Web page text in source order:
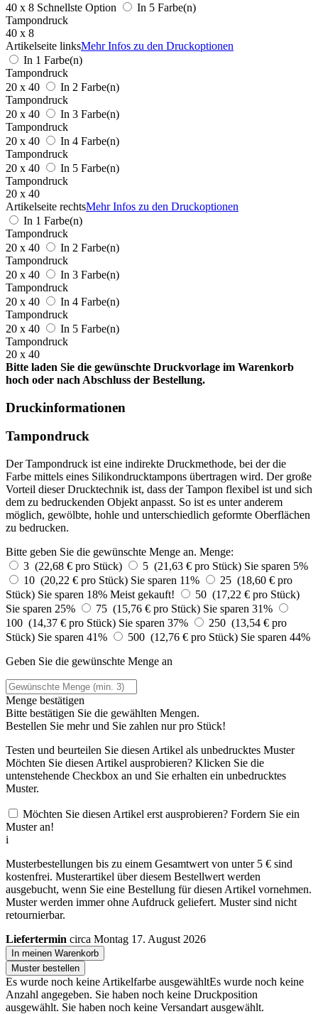
40 x 8 Schnellste Option
In 5 Farbe(n)
Tampondruck
40 x 8
Artikelseite linksMehr Infos zu den Druckoptionen
In 1 Farbe(n)
Tampondruck
20 x 40
In 2 Farbe(n)
Tampondruck
20 x 40
In 3 Farbe(n)
Tampondruck
20 x 40
In 4 Farbe(n)
Tampondruck
20 x 40
In 5 Farbe(n)
Tampondruck
20 x 40
Artikelseite rechtsMehr Infos zu den Druckoptionen
In 1 Farbe(n)
Tampondruck
20 x 40
In 2 Farbe(n)
Tampondruck
20 x 40
In 3 Farbe(n)
Tampondruck
20 x 40
In 4 Farbe(n)
Tampondruck
20 x 40
In 5 Farbe(n)
Tampondruck
20 x 40
Bitte laden Sie die gewünschte Druckvorlage im Warenkorb
hoch oder nach Abschluss der Bestellung.
Druckinformationen
Tampondruck
Der Tampondruck ist eine indirekte Druckmethode, bei der die
Farbe mittels eines Silikondrucktampons übertragen wird. Der große
Vorteil dieser Drucktechnik ist, dass der Tampon flexibel ist und sich
dem zu bedruckenden Objekt anpasst. So ist es unter anderem
möglich, gewölbte, hohle und unterschiedlich geformte Oberflächen
zu bedrucken.
Bitte geben Sie die gewünschte Menge an. Menge:
3 (22,68 € pro Stück)
5 (21,63 € pro Stück) Sie sparen 5%
10 (20,22 € pro Stück) Sie sparen 11%
25 (18,60 € pro
Stück) Sie sparen 18% Meist gekauft!
50 (17,22 € pro Stück)
Sie sparen 25%
75 (15,76 € pro Stück) Sie sparen 31%
100 (14,37 € pro Stück) Sie sparen 37%
250 (13,54 € pro
Stück) Sie sparen 41% 500 (12,76 € pro Stück) Sie sparen 44%
Geben Sie die gewünschte Menge an
Menge bestätigen
Bitte bestätigen Sie die gewählten Mengen.
Bestellen Sie mehr und Sie zahlen nurpro Stück!
Testen und beurteilen Sie diesen Artikel als unbedrucktes Muster
Möchten Sie diesen Artikel ausprobieren? Klicken Sie die
untenstehende Checkbox an und Sie erhalten ein unbedrucktes
Muster.
Möchten Sie diesen Artikel erst ausprobieren? Fordern Sie ein
Muster an!
i
Musterbestellungen bis zu einem Gesamtwert von unter 5 € sind
kostenfrei. Musterartikel über diesem Bestellwert werden
ausgebucht, wenn Sie eine Bestellung für diesen Artikel vornehmen.
Muster werden immer ohne Aufdruck geliefert. Muster sind nicht
retournierbar.
Liefertermin circa Montag 17. August 2026
In meinen Warenkorb
Muster bestellen
Es wurde noch keine Artikelfarbe ausgewähltEs wurde noch keine
Anzahl angegeben. Sie haben noch keine Druckposition
ausgewählt. Sie haben noch keine Versandart ausgewählt.